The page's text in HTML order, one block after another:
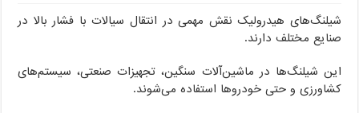
هیدرولیک نقش مهمی در انتقال سیالات با فشار بالا در
مختلف دارند.
شیلنگ‌ها در ماشین‌آلات سنگین، تجهیزات صنعتی، سیستم‌های
و حتی خودروها استفاده می‌شوند.